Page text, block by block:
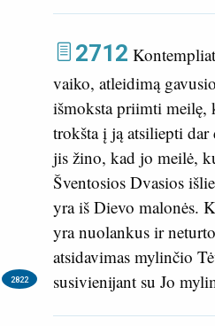
2712
vaiko, atleidimą
išmoksta priimti meilę,
trokšta į ją atsiliepti dar
jis žino, kad jo meilė,
Šventosios Dvasios
yra iš Dievo malonės.
yra nuolankus ir
atsidavimas mylinčio
susivienijant su Jo
2822